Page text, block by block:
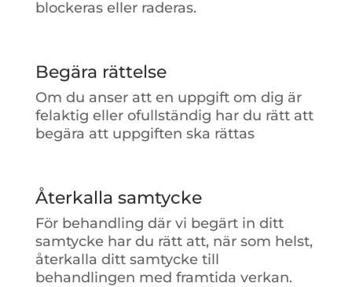
blockeras eller raderas.
Begära rättelse
Om du anser att en uppgift om dig är
felaktig eller ofullständig har du rätt att
begära att uppgiften ska rättas
Återkalla samtycke
För behandling där vi begärt in ditt
samtycke har du rätt att, när som helst,
återkalla ditt samtycke till
behandlingen med framtida verkan.